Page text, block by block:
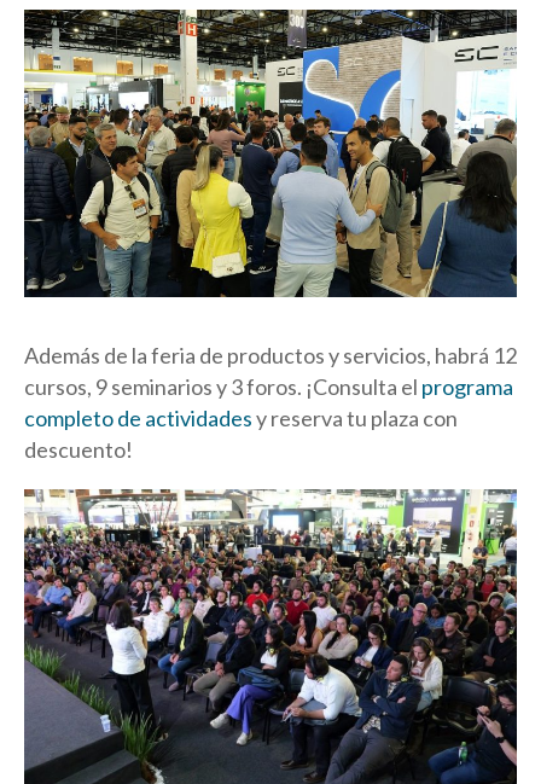
Además de la feria de productos y servicios, habrá 12
cursos, 9 seminarios y 3 foros. ¡Consulta el programa
completo de actividadesy reserva tu plaza con
descuento!